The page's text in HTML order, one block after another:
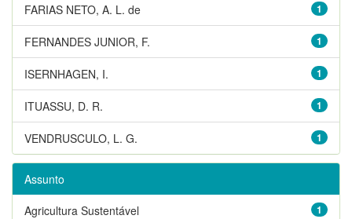
1
FARIAS NETO, A. L. de
1
FERNANDES JUNIOR, F.
1
ISERNHAGEN, I.
1
ITUASSU, D. R.
1
VENDRUSCULO, L. G.
Assunto
1
Agricultura Sustentável